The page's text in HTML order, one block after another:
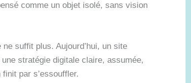
comme un objet isolé, sans vision
suffit plus. Aujourd’hui, un site
stratégie digitale claire, assumée,
par s’essouffler.